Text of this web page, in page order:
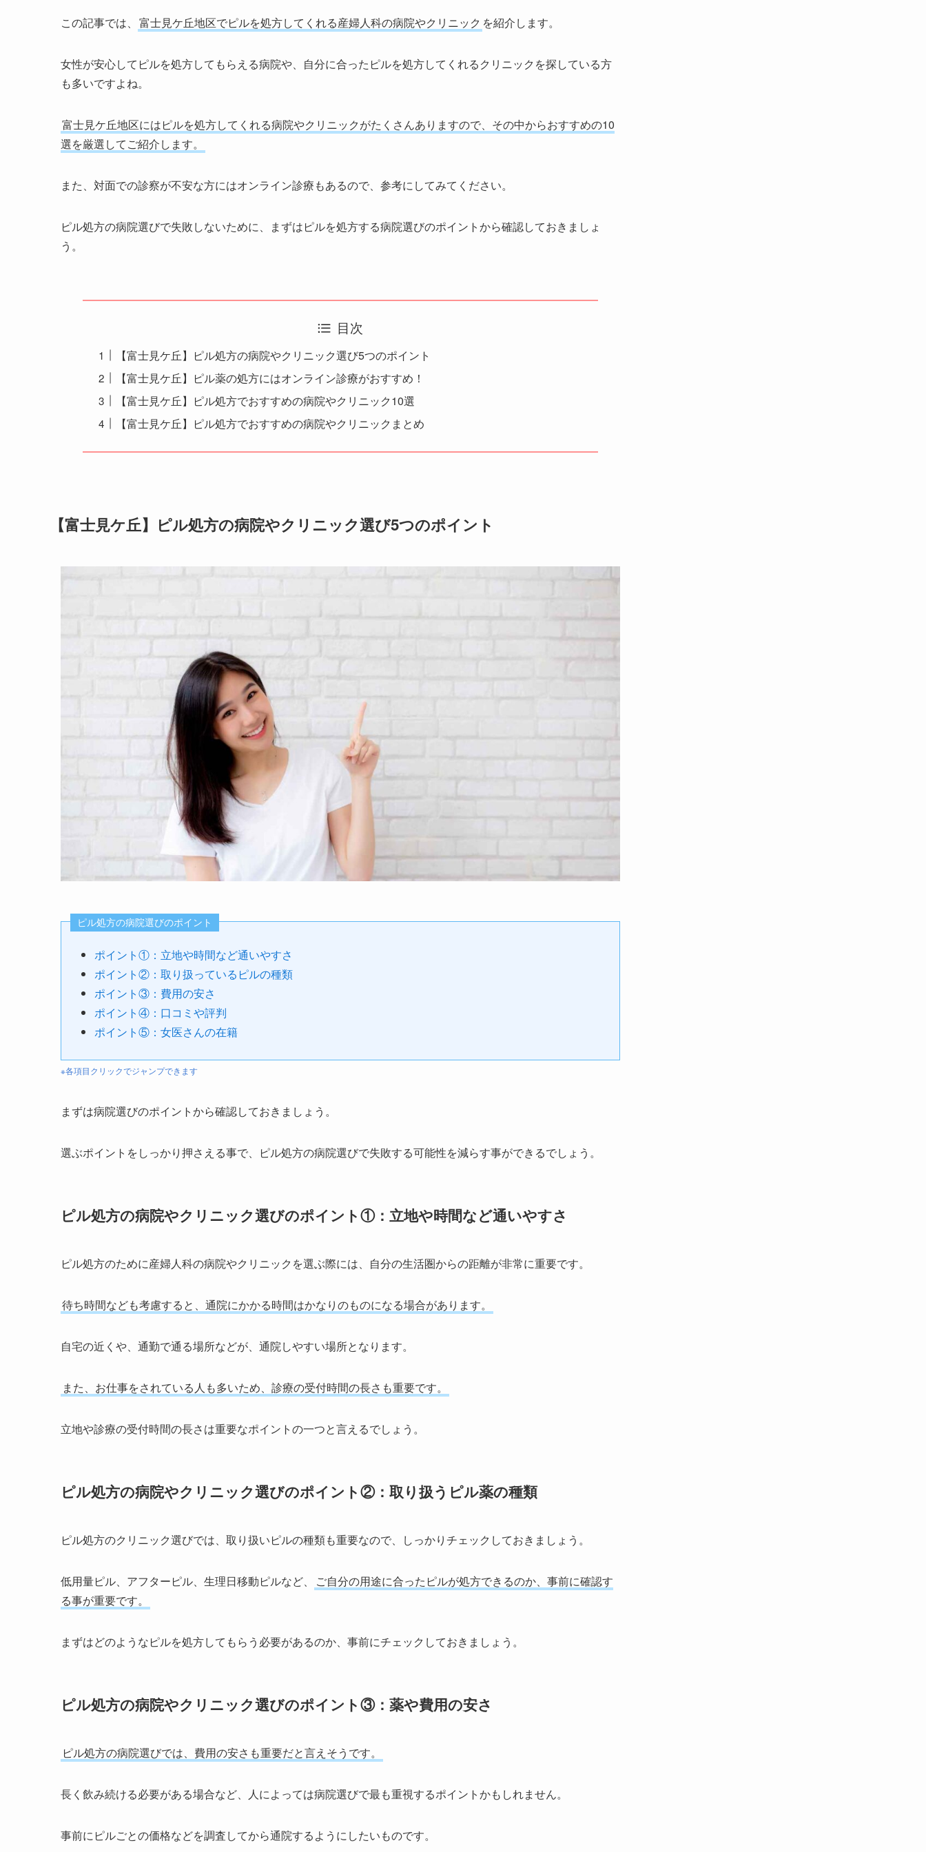
この記事では、 富士見ケ丘地区でピルを処方してくれる産婦人科の病院やクリニック を紹介します。
女性が安心してピルを処方してもらえる病院や、自分に合ったピルを処方してくれるクリニックを探している方
も多いですよね。
富士見ケ丘地区にはピルを処方してくれる病院やクリニックがたくさんありますので、その中からおすすめの10
選を厳選してご紹介します。
また、対面での診察が不安な方にはオンライン診療もあるので、参考にしてみてください。
ピル処方の病院選びで失敗しないために、まずはピルを処方する病院選びのポイントから確認しておきましょ
う。
目次
【富士見ケ丘】ピル処方の病院やクリニック選び5つのポイント
【富士見ケ丘】ピル薬の処方にはオンライン診療がおすすめ！
【富士見ケ丘】ピル処方でおすすめの病院やクリニック10選
【富士見ケ丘】ピル処方でおすすめの病院やクリニックまとめ
【富士見ケ丘】ピル処方の病院やクリニック選び5つのポイント
ピル処方の病院選びのポイント
ポイント①：立地や時間など通いやすさ
ポイント②：取り扱っているピルの種類
ポイント③：費用の安さ
ポイント④：口コミや評判
ポイント⑤：女医さんの在籍
※各項目クリックでジャンプできます
まずは病院選びのポイントから確認しておきましょう。
選ぶポイントをしっかり押さえる事で、ピル処方の病院選びで失敗する可能性を減らす事ができるでしょう。
ピル処方の病院やクリニック選びのポイント①：立地や時間など通いやすさ
ピル処方のために産婦人科の病院やクリニックを選ぶ際には、自分の生活圏からの距離が非常に重要です。
待ち時間なども考慮すると、通院にかかる時間はかなりのものになる場合があります。
自宅の近くや、通勤で通る場所などが、通院しやすい場所となります。
また、お仕事をされている人も多いため、診療の受付時間の長さも重要です。
立地や診療の受付時間の長さは重要なポイントの一つと言えるでしょう。
ピル処方の病院やクリニック選びのポイント②：取り扱うピル薬の種類
ピル処方のクリニック選びでは、取り扱いピルの種類も重要なので、しっかりチェックしておきましょう。
低用量ピル、アフターピル、生理日移動ピルなど、
ご自分の用途に合ったピルが処方できるのか、事前に確認す
る事が重要です。
まずはどのようなピルを処方してもらう必要があるのか、事前にチェックしておきましょう。
ピル処方の病院やクリニック選びのポイント③：薬や費用の安さ
ピル処方の病院選びでは、費用の安さも重要だと言えそうです。
長く飲み続ける必要がある場合など、人によっては病院選びで最も重視するポイントかもしれません。
事前にピルごとの価格などを調査してから通院するようにしたいものです。